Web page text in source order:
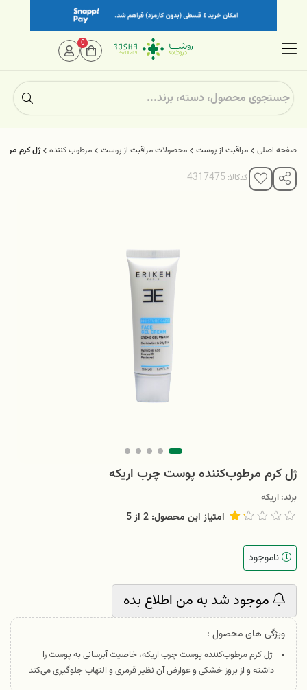
صفحه اصلی مراقبت از پوست محصولات مراقبت از پوست مرطوب کننده ژل کرم
کدکالا:
ژل کرم مرطوب‌کننده پوست چرب اریکه
برند: اریکه
امتیاز این محصول: 2 از5
ناموجود
موجود شد به من اطلاع بده
ویژگی های محصول :
ژل کرم مرطوب‌کننده پوست چرب اریکه، خاصیت آبرسانی به پوست را
داشته و از بروز خشکی و عوارض آن نظیر قرمزی و التهاب جلوگیری می‌کند
0